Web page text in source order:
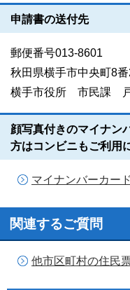
申請書の送付先
郵便番号013-8601
秋田県横手市中央町8
横手市役所 市民課
顔写真付きのマイナン
方はコンビニもご利用
マイナンバーカー
関連するご質問
他市区町村の住民